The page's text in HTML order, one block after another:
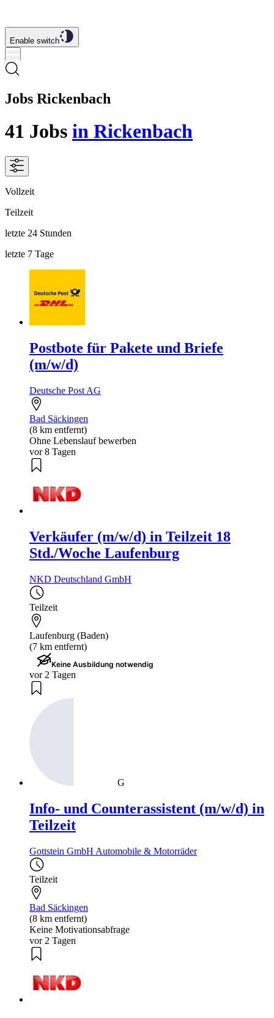
Enable switch
Jobs Rickenbach
41 Jobs in Rickenbach
Vollzeit
Teilzeit
letzte 24 Stunden
letzte 7 Tage
Postbote für Pakete und Briefe
(m/w/d)
Deutsche Post AG
Bad Säckingen
(8 km entfernt)
Ohne Lebenslauf bewerben
vor 8 Tagen
Verkäufer (m/w/d) in Teilzeit 18
Std./Woche Laufenburg
NKD Deutschland GmbH
Teilzeit
Laufenburg (Baden)
(7 km entfernt)
Keine Ausbildung notwendig
vor 2 Tagen
G
Info- und Counterassistent (m/w/d) in
Teilzeit
Gottstein GmbH Automobile & Motorräder
Teilzeit
Bad Säckingen
(8 km entfernt)
Keine Motivationsabfrage
vor 2 Tagen